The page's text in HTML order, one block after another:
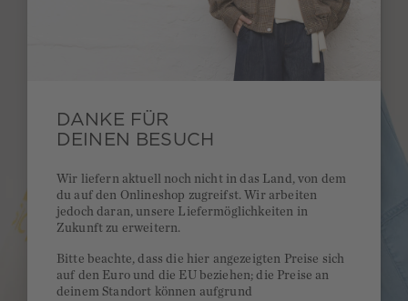
DANKE FÜR
DEINEN BESUCH
Wir liefern aktuell noch nicht in das Land, von dem
du auf den Onlineshop zugreifst. Wir arbeiten
jedoch daran, unsere Liefermöglichkeiten in
Zukunft zu erweitern.
Bitte beachte, dass die hier angezeigten Preise sich
auf den Euro und die EU beziehen; die Preise an
deinem Standort können aufgrund